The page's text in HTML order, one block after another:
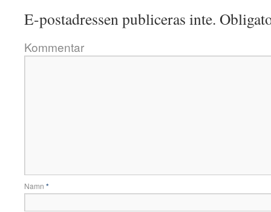
E-postadressen publiceras inte.
Kommentar
Namn *